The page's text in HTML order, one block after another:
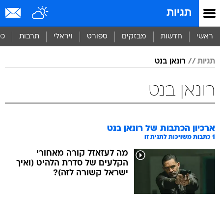
תגיות
ראשי חדשות מבזקים ספורט ויראלי תרבות
תגיות רונאן בנט
רונאן בנט
ארכיון הכתבות של רונאן בנט
1 כתבות משויכות לתגית זו
מה לעזאזל קורה מאחורי
הקלעים של סדרת הלהיט (ואיך
ישראל קשורה לזה)?